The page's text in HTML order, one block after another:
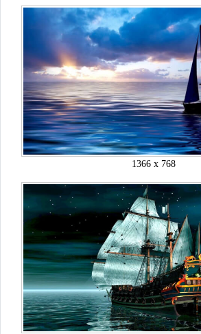
1366 x 768